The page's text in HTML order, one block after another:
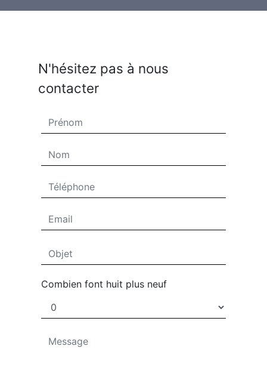
N'hésitez pas à nous
contacter
Combien font huit plus neuf